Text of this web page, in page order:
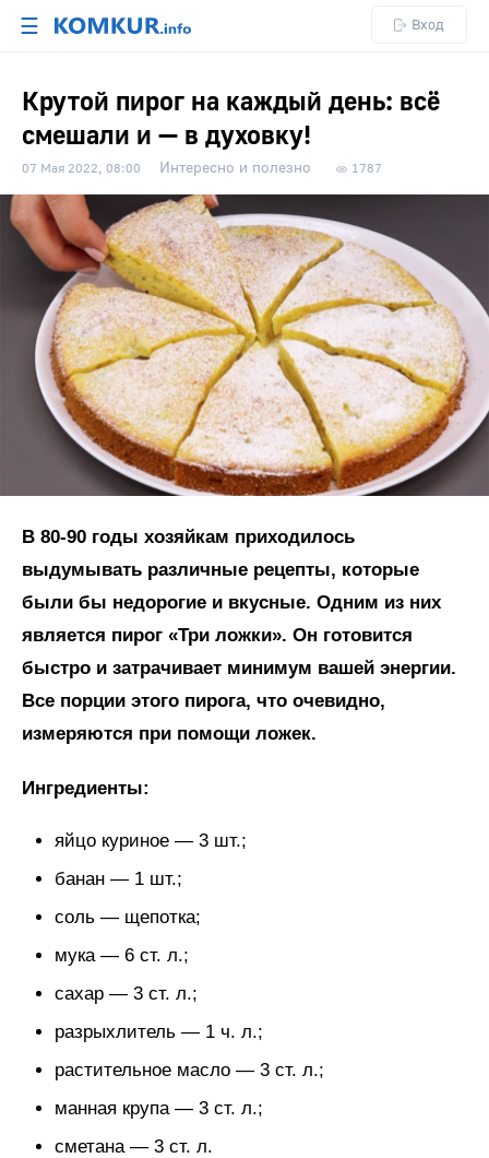
☰ Вход
Крутой пирог на каждый день: всё
смешали и — в духовку!
07 Мая 2022, 08:00 Интересно и полезно 1787
В 80-90 годы хозяйкам приходилось
выдумывать различные рецепты, которые
были бы недорогие и вкусные. Одним из них
является пирог «Три ложки». Он готовится
быстро и затрачивает минимум вашей энергии.
Все порции этого пирога, что очевидно,
измеряются при помощи ложек.
Ингредиенты:
яйцо куриное — 3 шт.;
банан — 1 шт.;
соль — щепотка;
мука — 6 ст. л.;
сахар — 3 ст. л.;
разрыхлитель — 1 ч. л.;
растительное масло — 3 ст. л.;
манная крупа — 3 ст. л.;
сметана — 3 ст. л.